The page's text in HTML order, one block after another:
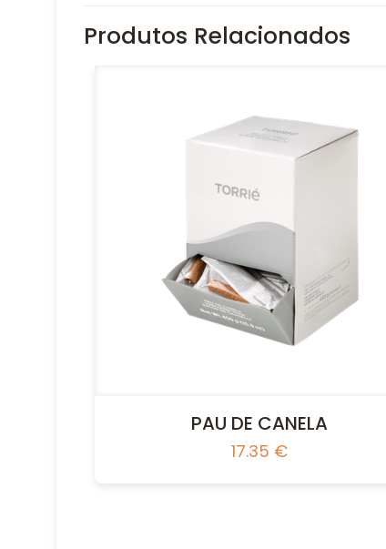
Produtos Relacionados
PAU DE CANELA
17.35 €